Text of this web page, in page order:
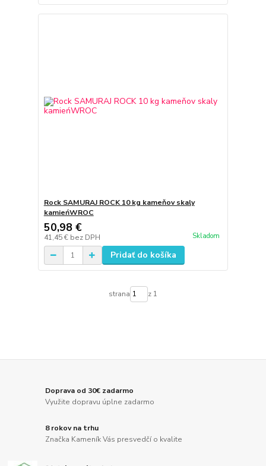
Rock SAMURAJ ROCK 10 kg kameňov skaly
kamieńWROC
50,98 €
41,45 € bez DPH Skladom
Pridať do košíka
strana z 1
Doprava od 30€ zadarmo
Využite dopravu úplne zadarmo
8 rokov na trhu
Značka Kameník Vás presvedčí o kvalite